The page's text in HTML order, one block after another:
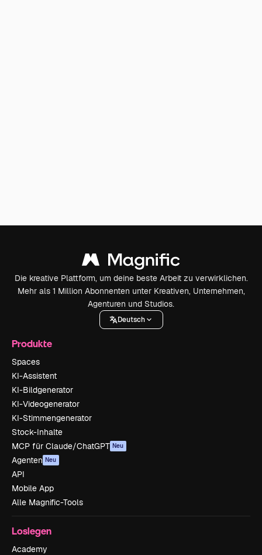
Die kreative Plattform, um deine beste Arbeit zu verwirklichen.
Mehr als 1 Million Abonnenten unter Kreativen, Unternehmen,
Agenturen und Studios.
Deutsch
Produkte
Spaces
KI-Assistent
KI-Bildgenerator
KI-Videogenerator
KI-Stimmengenerator
Stock-Inhalte
MCP für Claude/ChatGPT Neu
Agenten Neu
API
Mobile App
Alle Magnific-Tools
Loslegen
Academy